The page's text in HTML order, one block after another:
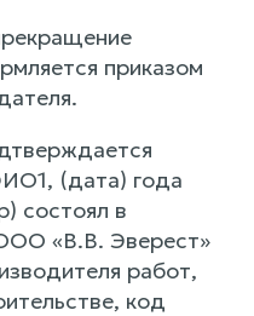
приказом
(дата) года
состоял в
«В.В. Эверест»
работ,
код